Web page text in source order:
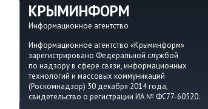
КРЫМИНФОРМ
Информационное агентство
Информационное агентство «Крыминформ»
зарегистрировано Федеральной службой
по надзору в сфере связи, информационных
технологий и массовых коммуникаций
(Роскомнадзор) 30 декабря 2014 года,
свидетельство о регистрации ИА № ФС77-60520.